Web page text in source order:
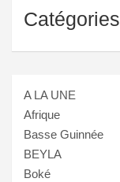
Catégories
A LA UNE
Afrique
Basse Guinnée
BEYLA
Boké